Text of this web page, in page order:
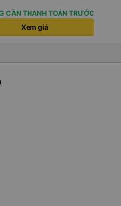
lại lúc nửa đêm ở Cần
đến điểm dừng, họ đánh
tôi đã sẵn sàng. Nhìn
CẦN THANH TOÁN TRƯỚC
Xem giá